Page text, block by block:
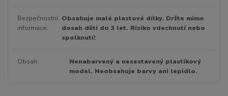
Bezpečnostní
informace
Obsahuje malé plastové dílky. Držte mimo
dosah dětí do 3 let. Riziko vdechnutí nebo
spolknutí!
Obsah
Nenabarvený a nesestavený plastikový
model. Neobsahuje barvy ani lepidlo.